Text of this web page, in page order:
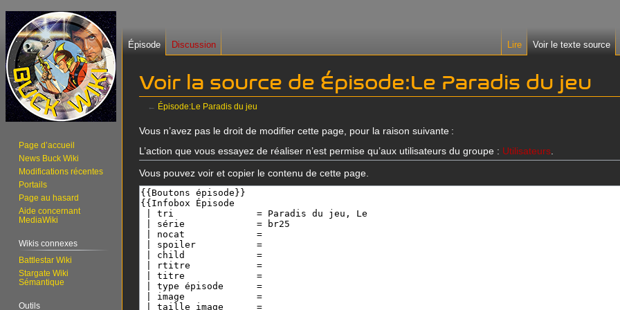
Voir la source de Épisode:Le Paradis du jeu
← Épisode:Le Paradis du jeu
Aller
à
la
navigation
Aller
à
la
recherche
Vous n’avez pas le droit de modifier cette page, pour la raison suivante :
L’action que vous essayez de réaliser n’est permise qu’aux utilisateurs du groupe : Utilisateurs
Vous pouvez voir et copier le contenu de cette page.
Épisode Discussion Lire Voir le texte source
Page d’accueil
News Buck Wiki
Modifications récentes
Portails
Page au hasard
Aide concernant
MediaWiki
Wikis connexes
Battlestar Wiki
Stargate Wiki
Sémantique
Outils